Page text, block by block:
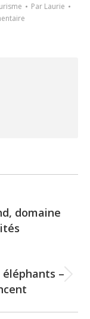
Par Laurie
domaine
–